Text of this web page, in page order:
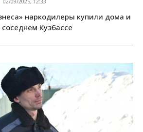
наркодилеры купили дома и
Кузбассе